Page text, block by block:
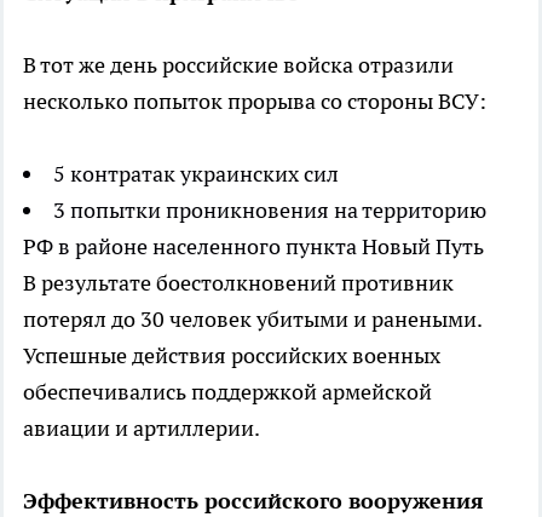
В тот же день российские войска отразили
несколько попыток прорыва со стороны ВСУ:
5 контратак украинских сил
3 попытки проникновения на территорию
РФ в районе населенного пункта Новый Путь
В результате боестолкновений противник
потерял до 30 человек убитыми и ранеными.
Успешные действия российских военных
обеспечивались поддержкой армейской
авиации и артиллерии.
Эффективность российского вооружения